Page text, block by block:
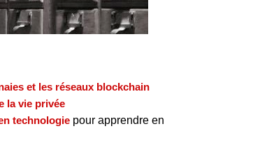
et les réseaux blockchain
la vie privée
technologie pour apprendre en